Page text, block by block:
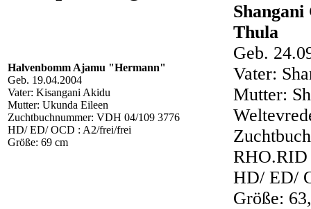
Halvenbomm Ajamu "Hermann"
Geb. 19.04.2004
Vater: Kisangani Akidu
Mutter: Ukunda Eileen
Zuchtbuchnummer: VDH 04/109 3776
HD/ ED/ OCD : A2/frei/frei
Größe: 69 cm
Thula
Geb.
Vater:
Mutter:
RHO.RID
HD/ ED/
Größe: